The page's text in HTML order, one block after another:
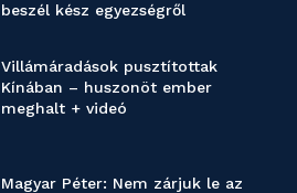
beszél kész egyezségről
Villámáradások pusztítottak
Kínában – huszonöt ember
meghalt + videó
Magyar Péter: Nem zárjuk le az